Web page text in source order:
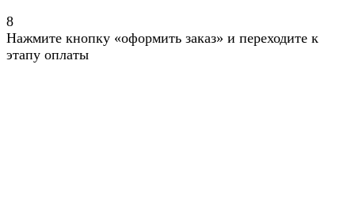
8
Нажмите кнопку «оформить заказ» и переходите к
этапу оплаты